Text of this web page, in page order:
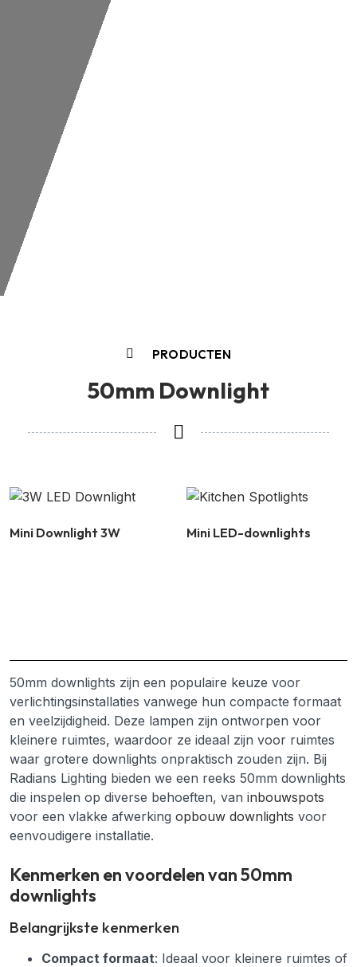
PRODUCTEN
50mm Downlight
Mini Downlight 3W Mini LED-downlights
50mm downlights zijn een populaire keuze voor
verlichtingsinstallaties vanwege hun compacte formaat
en veelzijdigheid. Deze lampen zijn ontworpen voor
kleinere ruimtes, waardoor ze ideaal zijn voor ruimtes
waar grotere downlights onpraktisch zouden zijn. Bij
Radians Lighting bieden we een reeks 50mm downlights
die inspelen op diverse behoeften, van inbouwspots
voor een vlakke afwerking opbouw downlights voor
eenvoudigere installatie.
Kenmerken en voordelen van 50mm
downlights
Belangrijkste kenmerken
Compact formaat: Ideaal voor kleinere ruimtes of